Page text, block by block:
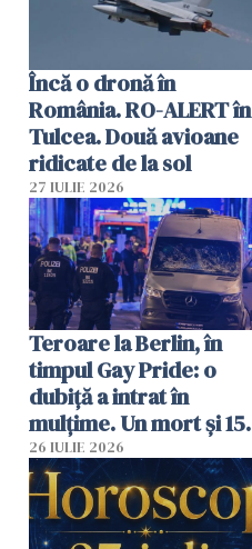
Încă o dronă în
România. RO-ALERT în
Tulcea. Două avioane
ridicate de la sol
27 IULIE 2026
Teroare la Berlin, în
timpul Gay Pride: o
dubiță a intrat în
mulțime. Un mort și 15
răniți
26 IULIE 2026